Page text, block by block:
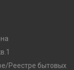
Реестре бытовых